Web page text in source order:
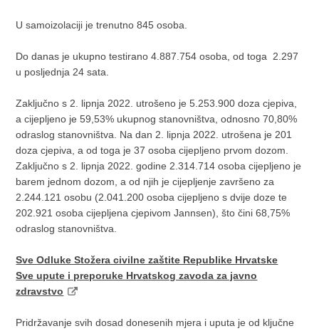
U samoizolaciji je trenutno 845 osoba.
Do danas je ukupno testirano 4.887.754 osoba, od toga 2.297
u posljednja 24 sata.
Zaključno s 2. lipnja 2022. utrošeno je 5.253.900 doza cjepiva,
a cijepljeno je 59,53% ukupnog stanovništva, odnosno 70,80%
odraslog stanovništva. Na dan 2. lipnja 2022. utrošena je 201
doza cjepiva, a od toga je 37 osoba cijepljeno prvom dozom.
Zaključno s 2. lipnja 2022. godine 2.314.714 osoba cijepljeno je
barem jednom dozom, a od njih je cijepljenje završeno za
2.244.121 osobu (2.041.200 osoba cijepljeno s dvije doze te
202.921 osoba cijepljena cjepivom Jannsen), što čini 68,75%
odraslog stanovništva.
Sve Odluke Stožera civilne zaštite Republike Hrvatske
Sve upute i preporuke Hrvatskog zavoda za javno
zdravstvo
Pridržavanje svih dosad donesenih mjera i uputa je od ključne